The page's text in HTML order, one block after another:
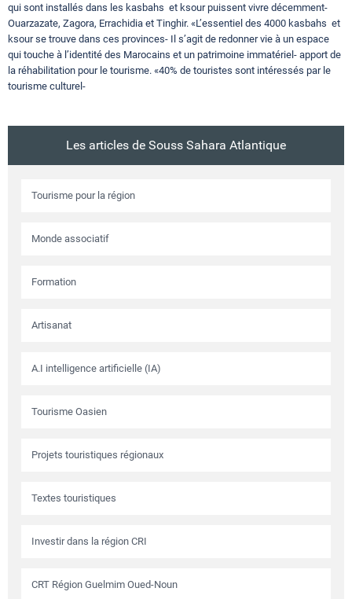
qui sont installés dans les kasbahs et ksour puissent vivre décemment-
Ouarzazate, Zagora, Errachidia et Tinghir. «L’essentiel des 4000 kasbahs et
ksour se trouve dans ces provinces- Il s’agit de redonner vie à un espace
qui touche à l’identité des Marocains et un patrimoine immatériel- apport de
la réhabilitation pour le tourisme. «40% de touristes sont intéressés par le
tourisme culturel-
Les articles de Souss Sahara Atlantique
Tourisme pour la région
Monde associatif
Formation
Artisanat
A.I intelligence artificielle (IA)
Tourisme Oasien
Projets touristiques régionaux
Textes touristiques
Investir dans la région CRI
CRT Région Guelmim Oued-Noun